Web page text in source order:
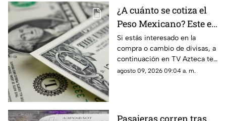
¿A cuánto se cotiza el
Peso Mexicano? Este es
el precio del dólar en
Aguascalientes hoy 9
de agosto de 2026
Si estás interesado en la
compra o cambio de divisas, a
continuación en TV Azteca te
informamos cuál es el precio
agosto 09, 2026 09:04 a. m.
Pasajeras corren tras